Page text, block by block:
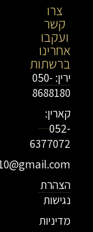
צרו
קשר
ועקבו
אחרינו
ברשתות
ירין: 050-
8688180
קארין:
052-
6377072
הצהרת
נגישות
מדיניות